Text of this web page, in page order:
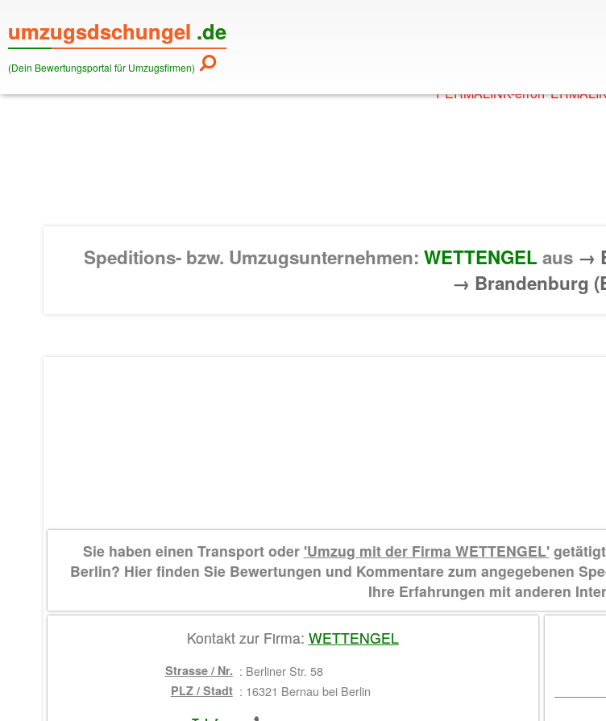
umzugsdschungel .de
(Dein Bewertungsportal für Umzugsfirmen)
PERMALINK-error
Speditions- bzw. Umzugsunternehmen: WETTENGEL aus →
→ Brandenburg
Sie haben einen Transport oder 'Umzug mit der Firma WETTENGEL'getätigt
Berlin? Hier finden Sie Bewertungen und Kommentare zum angegebenen
Ihre Erfahrungen mit anderen
Kontakt zur Firma: WETTENGEL
Strasse / Nr. : Berliner Str. 58
PLZ / Stadt : 16321 Bernau bei Berlin